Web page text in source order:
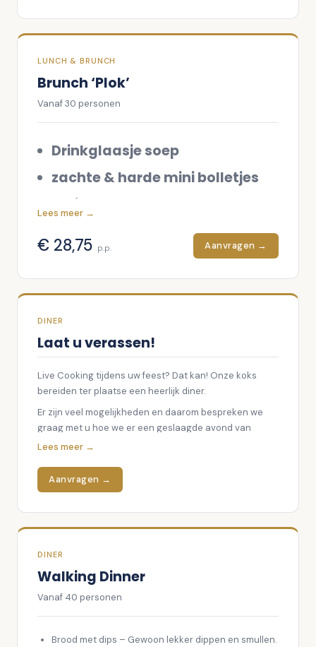
LUNCH & BRUNCH
Brunch ‘Plok’
Vanaf30 personen
Drinkglaasje soep
zachte & harde mini bolletjes
croissants
fijne vleeswaren: kazen,
gerookte zalm, diverse
zoetwaren
pasteitjes met royaal gevulde
kipragout
roerei met fijne kruiden en
Dessertplateaus met
overheerlijke nagerechtjes uit
eigen keuken.
Bij de brunch serveren wij koffie,
melk en jus d’orange.
Lees meer →
€ 28,75 p.p. Aanvragen →
DINER
Laat u verassen!
Live Cooking tijdens uw feest? Dat kan! Onze koks
bereiden ter plaatse een heerlijk diner.
Er zijn veel mogelijkheden en daarom bespreken we
graag met u hoe we er een geslaagde avond van
kunnen maken!
Lees meer →
Aanvragen →
DINER
Walking Dinner
Vanaf 40 personen
Brood met dips – Gewoon lekker dippen en smullen.